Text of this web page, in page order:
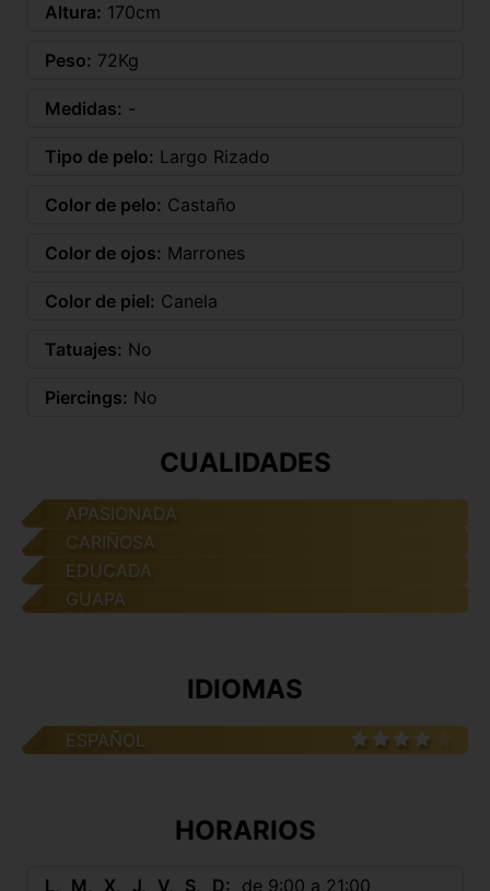
Altura: 170cm
Peso: 72Kg
Medidas: -
Tipo de pelo: Largo Rizado
Color de pelo: Castaño
Color de ojos: Marrones
Color de piel: Canela
Tatuajes: No
Piercings: No
CUALIDADES
APASIONADA
CARIÑOSA
EDUCADA
GUAPA
IDIOMAS
ESPAÑOL
HORARIOS
L M X J V S D de 9:00 a 21:00